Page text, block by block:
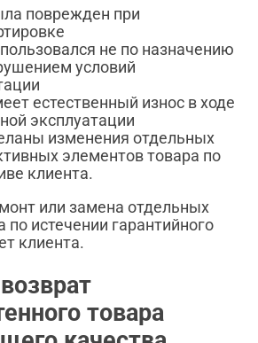
поврежден при
не по назначению
условий
естественный износ в ходе
эксплуатации
изменения отдельных
элементов товара по
клиента.
или замена отдельных
по истечении гарантийного
клиента.
товара